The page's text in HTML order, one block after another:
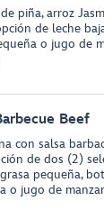
piña, arroz
de leche
o jugo de
Beef
con salsa
de dos (2)
pequeña,
o jugo de